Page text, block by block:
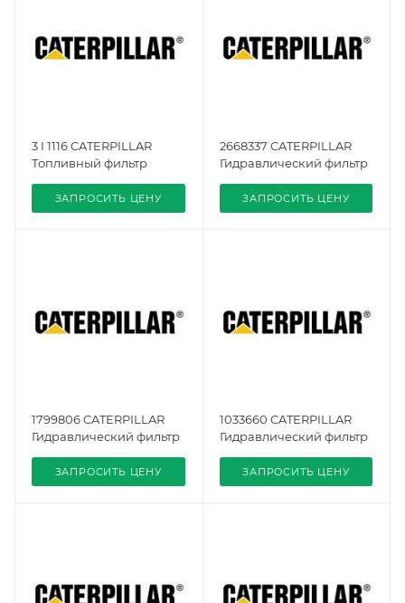
3 I 1116 CATERPILLAR
Топливный фильтр
ЗАПРОСИТЬ ЦЕНУ
2668337 CATERPILLAR
Гидравлический фильтр
ЗАПРОСИТЬ ЦЕНУ
1799806 CATERPILLAR
Гидравлический фильтр
ЗАПРОСИТЬ ЦЕНУ
1033660 CATERPILLAR
Гидравлический фильтр
ЗАПРОСИТЬ ЦЕНУ